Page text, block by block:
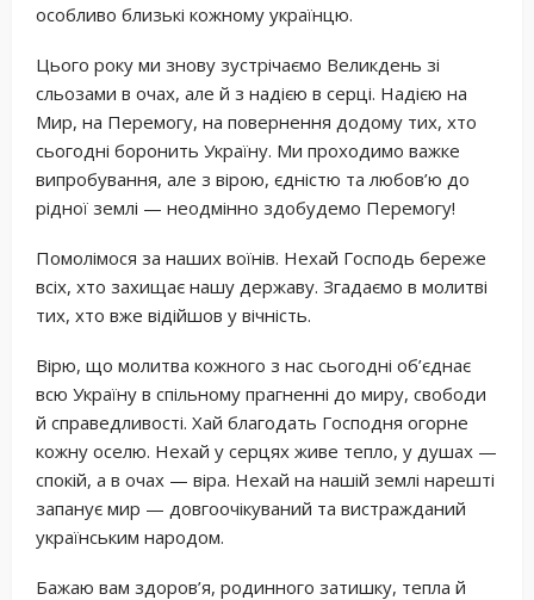
особливо близькі кожному українцю.
Цього року ми знову зустрічаємо Великдень зі
сльозами в очах, але й з надією в серці. Надією на
Мир, на Перемогу, на повернення додому тих, хто
сьогодні боронить Україну. Ми проходимо важке
випробування, але з вірою, єдністю та любов’ю до
рідної землі — неодмінно здобудемо Перемогу!
Помолімося за наших воїнів. Нехай Господь береже
всіх, хто захищає нашу державу. Згадаємо в молитві
тих, хто вже відійшов у вічність.
Вірю, що молитва кожного з нас сьогодні об’єднає
всю Україну в спільному прагненні до миру, свободи
й справедливості. Хай благодать Господня огорне
кожну оселю. Нехай у серцях живе тепло, у душах —
спокій, а в очах — віра. Нехай на нашій землі нарешті
запанує мир — довгоочікуваний та вистражданий
українським народом.
Бажаю вам здоров’я, родинного затишку, тепла й